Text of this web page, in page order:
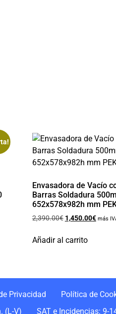
Envasadora de Vacío
Barras Soldadura
652x578x982h mm
2,390.00€ 1,450.00€ más
Añadir al carrito
Privacidad Política de
(L-V) SAT e Incidencias: 9-